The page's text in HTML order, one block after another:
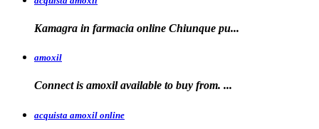
Kamagra in farmacia online Chiunque pu...
amoxil
Connect is amoxilavailable to buy from. ...
acquista amoxil online